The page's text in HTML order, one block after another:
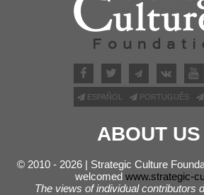
ESPAÑOL PORTUGUÊS
ABOUT US
© 2010 - 2026 | Strategic Culture
welcomed www.strategic-
The views of individual contributors